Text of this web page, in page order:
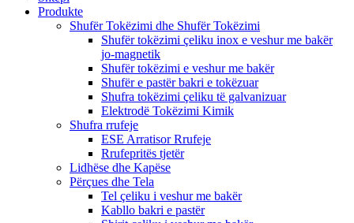
Produkte
Shufër Tokëzimi dhe Shufër Tokëzimi
Shufër tokëzimi çeliku inox e veshur me bakër
jo-magnetik
Shufër tokëzimi e veshur me bakër
Shufër e pastër bakri e tokëzuar
Shufra tokëzimi çeliku të galvanizuar
Elektrodë Tokëzimi Kimik
Shufra rrufeje
ESE Arratisor Rrufeje
Rrufepritës tjetër
Lidhëse dhe Kapëse
Përçues dhe Tela
Tel çeliku i veshur me bakër
Kabllo bakri e pastër